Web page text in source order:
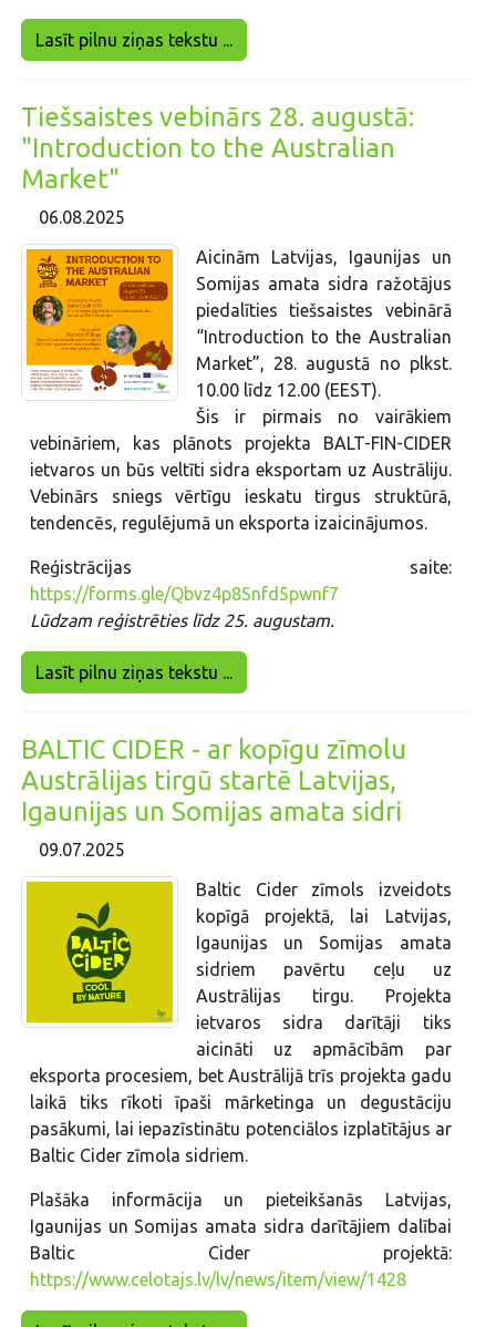
Lasīt pilnu ziņas tekstu ...
Tiešsaistes vebinārs 28. augustā:
"Introduction to the Australian
Market"
06.08.2025
Aicinām Latvijas, Igaunijas un
Somijas amata sidra ražotājus
piedalīties tiešsaistes vebinārā
“Introduction to the Australian
Market”, 28. augustā no plkst.
10.00 līdz 12.00 (EEST).
Šis ir pirmais no vairākiem
vebināriem, kas plānots projekta BALT-FIN-CIDER
ietvaros un būs veltīti sidra eksportam uz Austrāliju.
Vebinārs sniegs vērtīgu ieskatu tirgus struktūrā,
tendencēs, regulējumā un eksporta izaicinājumos.
Reģistrācijas saite:
https://forms.gle/Qbvz4p8Snfd5pwnf7
Lūdzam reģistrēties līdz 25. augustam.
Lasīt pilnu ziņas tekstu ...
BALTIC CIDER - ar kopīgu zīmolu
Austrālijas tirgū startē Latvijas,
Igaunijas un Somijas amata sidri
09.07.2025
Baltic Cider zīmols izveidots
kopīgā projektā, lai Latvijas,
Igaunijas un Somijas amata
sidriem pavērtu ceļu uz
Austrālijas tirgu. Projekta
ietvaros sidra darītāji tiks
aicināti uz apmācībām par
eksporta procesiem, bet Austrālijā trīs projekta gadu
laikā tiks rīkoti īpaši mārketinga un degustāciju
pasākumi, lai iepazīstinātu potenciālos izplatītājus ar
Baltic Cider zīmola sidriem.
Plašāka informācija un pieteikšanās Latvijas,
Igaunijas un Somijas amata sidra darītājiem dalībai
Baltic Cider projektā:
https://www.celotajs.lv/lv/news/item/view/1428